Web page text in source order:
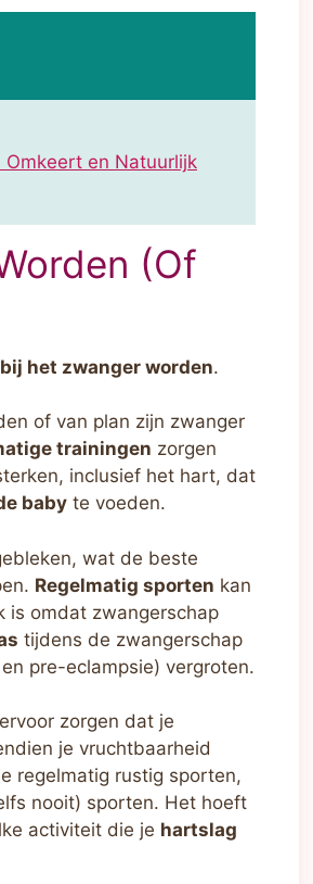
Omkeert en Natuurlijk
(Of
het zwanger worden.
of van plan zijn zwanger
trainingen zorgen
inclusief het hart, dat
baby te voeden.
wat de beste
Regelmatig sporten kan
is omdat zwangerschap
tijdens de zwangerschap
pre-eclampsie) vergroten.
zorgen dat je
je vruchtbaarheid
regelmatig rustig sporten,
nooit) sporten. Het hoeft
activiteit die je hartslag